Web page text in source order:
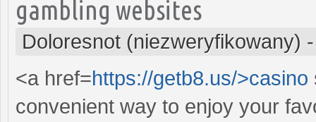
gambling websites
Doloresnot (niezweryfikowany)
<a href=https://getb8.us/>casino
convenient way to enjoy your